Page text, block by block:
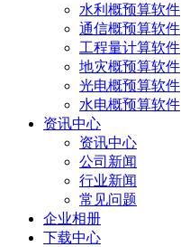
水利概预算软件
通信概预算软件
工程量计算软件
地灾概预算软件
光电概预算软件
水电概预算软件
资讯中心
资讯中心
公司新闻
行业新闻
常见问题
企业相册
下载中心